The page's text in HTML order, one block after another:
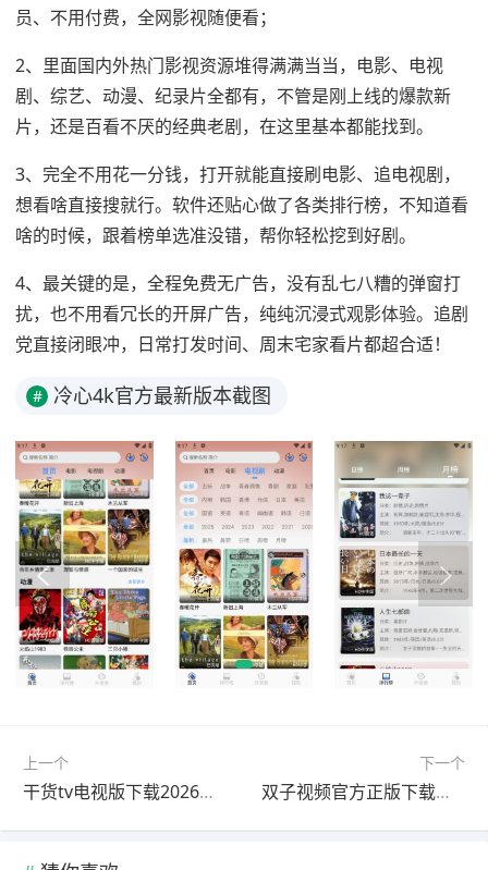
员、不用付费，全网影视随便看；
2、里面国内外热门影视资源堆得满满当当，电影、电视
剧、综艺、动漫、纪录片全都有，不管是刚上线的爆款新
片，还是百看不厌的经典老剧，在这里基本都能找到。
3、完全不用花一分钱，打开就能直接刷电影、追电视剧，
想看啥直接搜就行。软件还贴心做了各类排行榜，不知道看
啥的时候，跟着榜单选准没错，帮你轻松挖到好剧。
4、最关键的是，全程免费无广告，没有乱七八糟的弹窗打
扰，也不用看冗长的开屏广告，纯纯沉浸式观影体验。追剧
党直接闭眼冲，日常打发时间、周末宅家看片都超合适！
# 冷心4k官方最新版本截图
上一个
干货tv电视版下载2026最新版
下一个
双子视频官方正版下载无广告